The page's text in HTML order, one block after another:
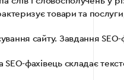
товари та
сайту. Завдання
фахівець складає